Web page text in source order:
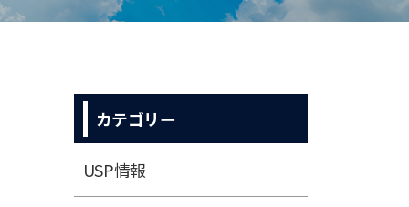
カテゴリー
USP情報